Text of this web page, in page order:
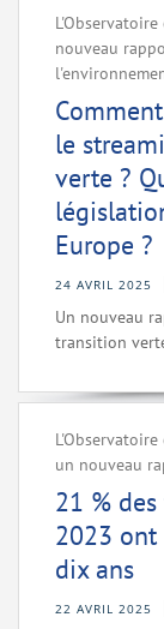
nouveau
le
verte ?
Europe ?
24 AVRIL 2025
Un nouveau
transition
un nouveau
21 %
2023 ont
dix ans
22 AVRIL 2025